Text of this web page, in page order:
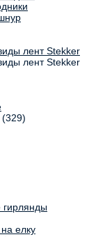
лент Stekker
лент Stekker
(329)
елку